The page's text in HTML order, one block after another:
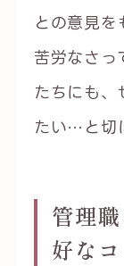
との意見を
苦労なさっ
たちにも、
たい…と切
管理
好な